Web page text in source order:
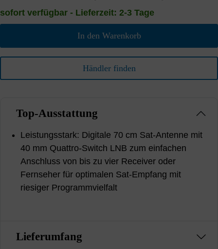
sofort verfügbar - Lieferzeit: 2-3 Tage
In den Warenkorb
Händler finden
Top-Ausstattung
Leistungsstark: Digitale 70 cm Sat-Antenne mit
40 mm Quattro-Switch LNB zum einfachen
Anschluss von bis zu vier Receiver oder
Fernseher für optimalen Sat-Empfang mit
riesiger Programmvielfalt
Lieferumfang